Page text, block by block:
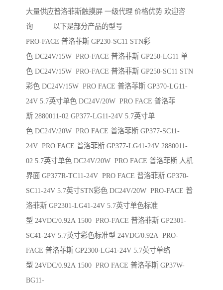
大量供应普洛菲斯触摸屏 一级代理 价格优势 欢迎咨
询 以下是部分产品的型号
PRO-FACE 普洛菲斯 GP230-SC11 STN彩
色 DC24V/15W PRO-FACE 普洛菲斯 GP250-LG11 单
色 DC24V/15W PRO-FACE 普洛菲斯 GP250-SC11 STN
彩色 DC24V/15W PRO FACE 普洛菲斯 GP370-LG11-
24V 5.7英寸单色 DC24V/20W PRO FACE 普洛菲
斯 2880011-02 GP377-LG11-24V 5.7英寸单
色 DC24V/20W PRO FACE 普洛菲斯 GP377-SC11-
24V PRO FACE 普洛菲斯 GP377-LG41-24V 2880011-
02 5.7英寸单色 DC24V/20W PRO FACE 普洛菲斯 人机
界面 GP377R-TC11-24V PRO FACE 普洛菲斯 GP370-
SC11-24V 5.7英寸STN彩色 DC24V/20W PRO-FACE 普
洛菲斯 GP2301-LG41-24V 5.7英寸单色标准
型 24VDC/0.92A 1500 PRO-FACE 普洛菲斯 GP2301-
SC41-24V 5.7英寸彩色标准型 24VDC/0.92A PRO-
FACE 普洛菲斯 GP2300-LG41-24V 5.7英寸单络
型 24VDC/0.92A 1500 PRO FACE 普洛菲斯 GP37W-
BG11-